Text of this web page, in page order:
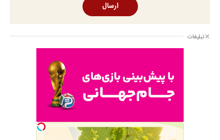
ارسال
تبلیغات